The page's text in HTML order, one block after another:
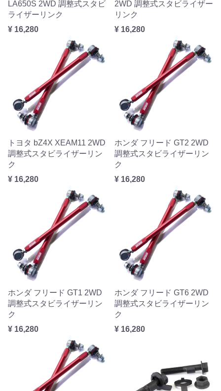
LA650S 2WD 調整式スタビ
ライザーリンク
¥ 16,280
2WD 調整式スタビライザー
リンク
¥ 16,280
トヨタ bZ4X XEAM11 2WD
調整式スタビライザーリン
ク
¥ 16,280
ホンダ フリード GT2 2WD
調整式スタビライザーリン
ク
¥ 16,280
ホンダ フリード GT1 2WD
調整式スタビライザーリン
ク
¥ 16,280
ホンダ フリード GT6 2WD
調整式スタビライザーリン
ク
¥ 16,280